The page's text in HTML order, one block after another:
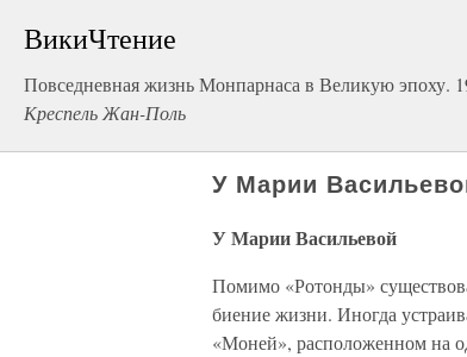
ВикиЧтение
Повседневная жизнь Монпарнаса в Великую эпоху.
Креспель Жан-Поль
У Марии
У Марии Васильевой
Помимо «Ротонды»
биение жизни. Иногда
«Моней», расположенном на